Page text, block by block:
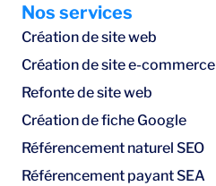
Nos services
Création de site web
Création de site e-commerce
Refonte de site web
Création de fiche Google
Référencement naturel SEO
Référencement payant SEA